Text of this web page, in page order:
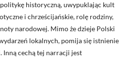
historyczną, uwypuklając kult
i chrześcijańskie, rolę rodziny,
narodowej. Mimo że dzieje Polski
lokalnych, pomija się istnienie
Inną cechą tej narracji jest